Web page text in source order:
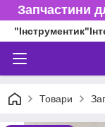
Запчастини
Товари